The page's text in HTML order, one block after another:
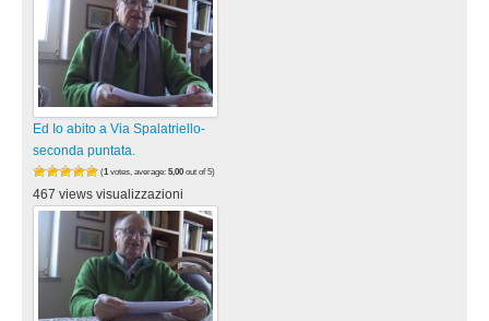
Ed Io abito a Via Spalatriello-
seconda puntata.
(1 votes, average: 5,00 out of 5)
467 views visualizzazioni